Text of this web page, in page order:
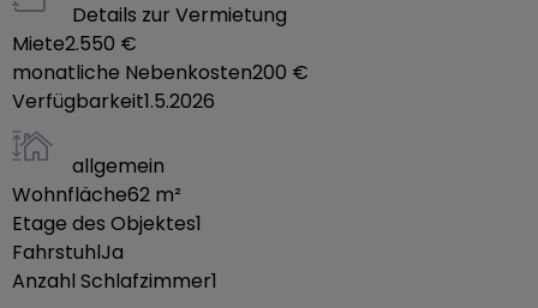
Geräumiges, lichtdurchflutetes Wohn-/Esszimmer
mit direktem Zugang zur Terrasse
Angenehme Terrasse, ideal, um die schönen Tage
zu genießen
Vollständig ausgestattete Küche: Ofen,
Induktionsplatten, Dunstabzugshaube, Kühlschrank
Details zur Vermietung
Miete2.550 €
monatliche Nebenkosten200 €
Verfügbarkeit1.5.2026
allgemein
Wohnfläche62 m²
Etage des Objektes1
FahrstuhlJa
Anzahl Schlafzimmer1